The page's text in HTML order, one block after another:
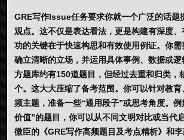
GRE写作Issue任务要求你就一个广泛的话题
观点。这不仅是表达看法，更是构建有深度
功的关键在于快速构思和有效使用例证。你
确立清晰的立场，并运用具体事例、数据或
方题库约有150道题目，但经过去重和归类，
个。这大大压缩了备考范围。你可以针对教
频主题，准备一些“通用段子”或思考角度。
价值”的题目，你可以从不同文明对比或当代
微臣的《GRE写作高频题目及考点精析》和